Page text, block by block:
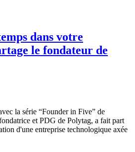
dans votre
le fondateur de
la série “Founder in Five” de
et PDG de Polytag, a fait part
d'une entreprise technologique axée